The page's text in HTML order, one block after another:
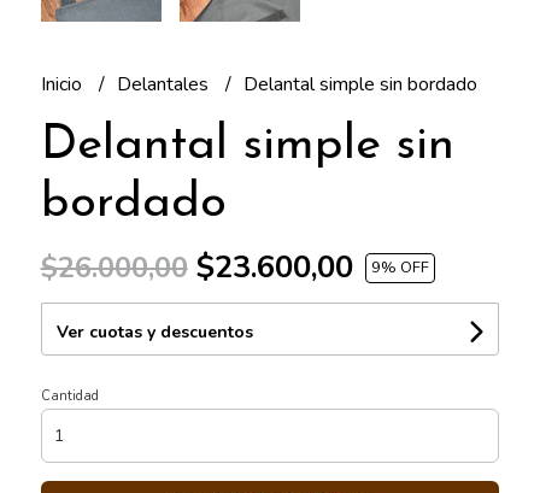
Inicio Delantales Delantal simple sin bordado
Delantal simple sin
bordado
$26.000,00$23.600,00 9% OFF
Ver cuotas y descuentos
Cantidad